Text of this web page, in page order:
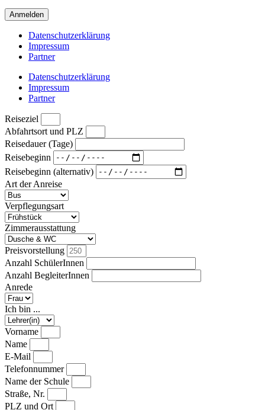
Anmelden
Datenschutzerklärung
Impressum
Partner
Datenschutzerklärung
Impressum
Partner
Reiseziel
Abfahrtsort und PLZ
Reisedauer (Tage)
Reisebeginn
Reisebeginn (alternativ)
Art der Anreise
Verpflegungsart
Zimmerausstattung
Preisvorstellung
Anzahl SchülerInnen
Anzahl BegleiterInnen
Anrede
Ich bin ...
Vorname
Name
E-Mail
Telefonnummer
Name der Schule
Straße, Nr.
PLZ und Ort